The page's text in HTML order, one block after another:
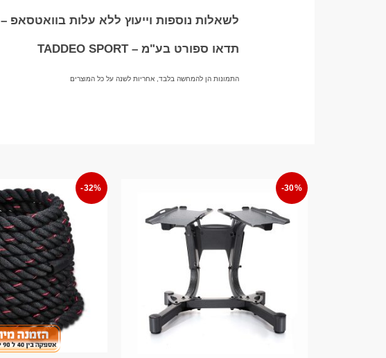
לשאלות נוספות וייעוץ ללא עלות בוואטסאפ – 055.8961155
תדאו ספורט בע"מ – TADDEO SPORT
התמונות הן להמחשה בלבד, אחריות לשנה על כל המוצרים
-30%
-32%